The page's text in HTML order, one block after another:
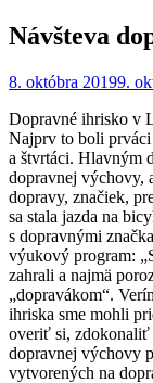
Návšteva
8. októbra 20199.
Dopravné ihrisko v
Najprv to boli prváci
a štvrtáci. Hlavným
dopravnej výchovy,
dopravy, značiek,
sa stala jazda na
s dopravnými
výukový program:
zahrali a najmä
„dopravákom“.
ihriska sme mohli
overiť si, zdokonaliť
dopravnej výchovy
vytvorených na